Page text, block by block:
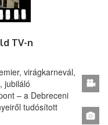
TV-n
virágkarnevál,
jubiláló
– a Debreceni
tudósított